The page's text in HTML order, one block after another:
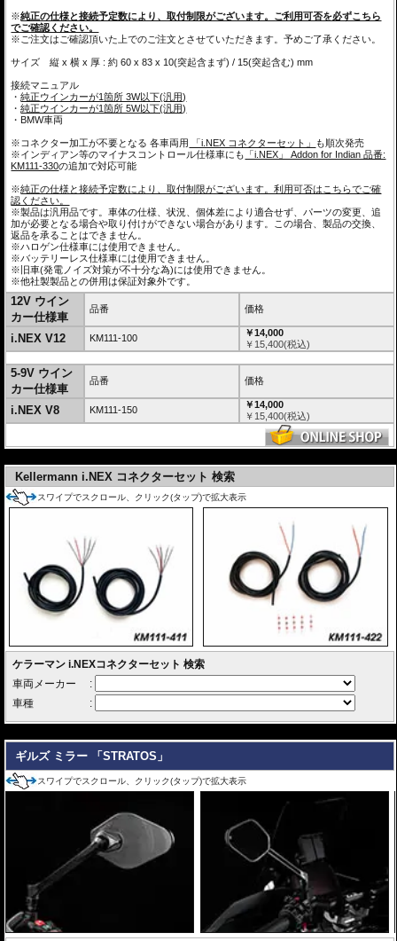
※純正の仕様と接続予定数により、取付制限がございます。ご利用可否を必ずこちら
でご確認ください。
※ご注文はご確認頂いた上でのご注文とさせていただきます。予めご了承ください。
サイズ 縦 x 横 x 厚 : 約 60 x 83 x 10(突起含まず) / 15(突起含む) mm
接続マニュアル
・純正ウインカーが1箇所 3W以下(汎用)
・純正ウインカーが1箇所 5W以下(汎用)
・BMW車両
※コネクター加工が不要となる 各車両用 「i.NEX コネクターセット」
も順次発売
※インディアン等のマイナスコントロール仕様車にも 「i.NEX」 Addon for Indian 品番:
KM111-330の追加で対応可能
※純正の仕様と接続予定数により、取付制限がございます。利用可否はこちらでご確
認ください。
※製品は汎用品です。車体の仕様、状況、個体差により適合せず、パーツの変更、追
加が必要となる場合や取り付けができない場合があります。この場合、製品の交換、
返品を承ることはできません。
※ハロゲン仕様車には使用できません。
※バッテリーレス仕様車には使用できません。
※旧車(発電ノイズ対策が不十分な為)には使用できません。
※他社製製品との併用は保証対象外です。
12V ウイン
カー仕様車
品番 価格
i.NEX V12 KM111-100
￥14,000
￥ 15,400(税込)
5-9V ウイン
カー仕様車
品番 価格
i.NEX V8 KM111-150
￥14,000
￥ 15,400(税込)
Kellermann i.NEX コネクターセット 検索
スワイプでスクロール、クリック(タップ)で拡大表示
ギルズ ミラー 「STRATOS」
スワイプでスクロール、クリック(タップ)で拡大表示